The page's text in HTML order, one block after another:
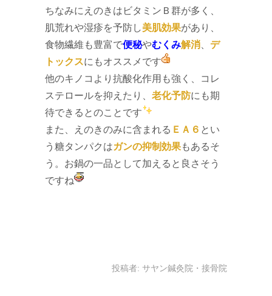
ちなみにえのきはビタミンＢ群が多く、
肌荒れや湿疹を予防し美肌効果があり、
食物繊維も豊富で便秘やむくみ解消
デ
トックスにもオススメです
他のキノコより抗酸化作用も強く、コレ
ステロールを抑えたり、 老化予防にも期
待できるとのことです
また、えのきのみに含まれる ＥＡ６ とい
う糖タンパクはガンの抑制効果もあるそ
う。お鍋の一品として加えると良さそう
ですね
投稿者: サヤン鍼灸院・接骨院